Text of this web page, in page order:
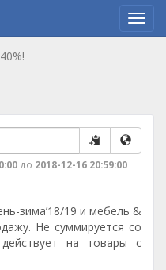
до 2018-12-16 20:59:00
зима’18/19 и мебель &
Не суммируется со
на товары с